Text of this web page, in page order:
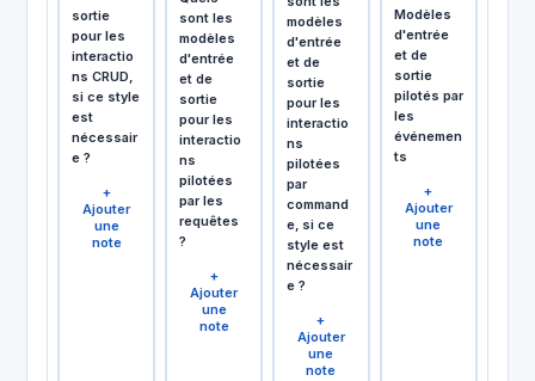
sortie
pour les
interactio
ns CRUD,
si ce style
est
nécessair
e ?
+
Ajouter
une
note
sont les
modèles
d'entrée
et de
sortie
pour les
interactio
ns
pilotées
par les
requêtes
?
+
Ajouter
une
note
modèles
d'entrée
et de
sortie
pour les
interactio
ns
pilotées
par
command
e, si ce
style est
nécessair
e ?
+
Ajouter
une
note
Modèles
d'entrée
et de
sortie
pilotés par
les
événemen
ts
+
Ajouter
une
note